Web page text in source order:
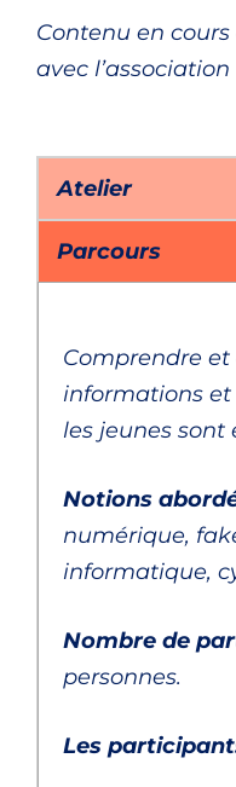
Contenu en
avec l’association
Atelier
Parcours
Comprendre
informations
les jeunes sont
Notions
numérique,
informatique,
Nombre de
personnes.
Les